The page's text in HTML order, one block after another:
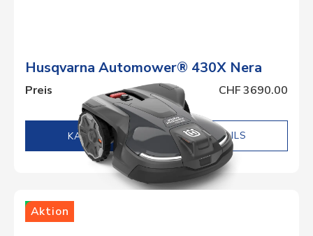
Husqvarna Automower® 430X Nera
Preis CHF 3690.00
DETAILS
Lager
Aktion